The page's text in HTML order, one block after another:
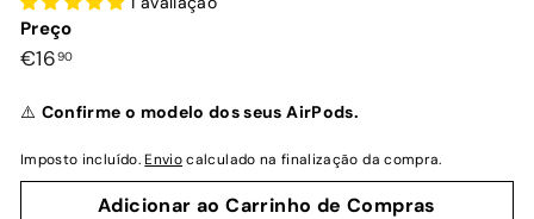
Preço
Preço
€1690€16,90
⚠️ Confirme o modelo dos seus AirPods.
Imposto incluído.Enviocalculado na finalização da compra.
Adicionar ao Carrinho de Compras